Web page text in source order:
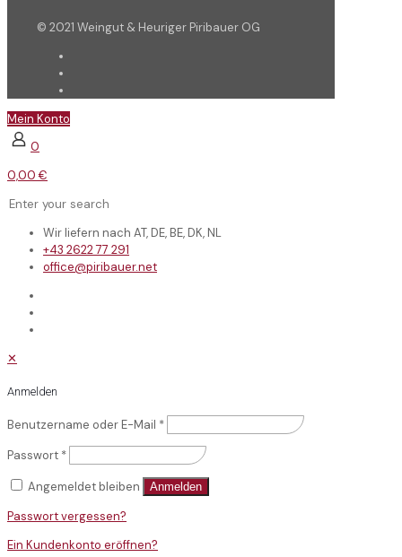
© 2021 Weingut & Heuriger Piribauer OG
Mein Konto
0
0,00 €
Wir liefern nach AT, DE, BE, DK, NL
+43 2622 77 291
office@piribauer.net
✕
Anmelden
Benutzername oder E-Mail *
Passwort *
Angemeldet bleiben Anmelden
Passwort vergessen?
Ein Kundenkonto eröffnen?